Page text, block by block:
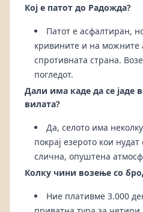
Кој е патот до Радожда?
Патот е асфалтиран,
кривините и на можните
спротивната страна.
погледот.
Дали има каде да се јаде
вилата?
Да, селото има
покрај езерото кои
слична, опуштена
Колку чини возење со
Ние плативме 3.000